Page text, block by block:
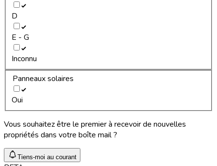
D
E - G
Inconnu
Panneaux solaires
Oui
Vous souhaitez être le premier à recevoir de nouvelles
propriétés dans votre boîte mail ?
Tiens-moi au courant